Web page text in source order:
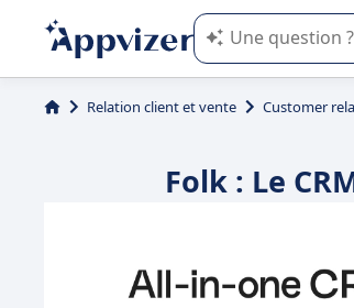
L'IA de Appvizer
Relation client et vente Customer
Folk : Le